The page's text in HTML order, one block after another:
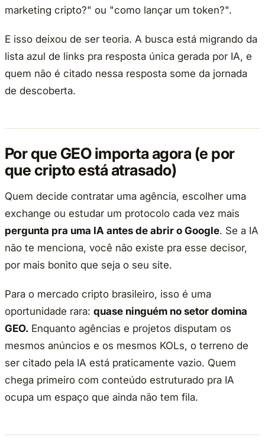
marketing cripto?" ou "como lançar um token?".
E isso deixou de ser teoria. A busca está migrando da
lista azul de links pra resposta única gerada por IA, e
quem não é citado nessa resposta some da jornada
de descoberta.
Por que GEO importa agora (e por
que cripto está atrasado)
Quem decide contratar uma agência, escolher uma
exchange ou estudar um protocolo cada vez mais
pergunta pra uma IA antes de abrir o Google. Se a IA
não te menciona, você não existe pra esse decisor,
por mais bonito que seja o seu site.
Para o mercado cripto brasileiro, isso é uma
oportunidade rara: quase ninguém no setor domina
GEO. Enquanto agências e projetos disputam os
mesmos anúncios e os mesmos KOLs, o terreno de
ser citado pela IA está praticamente vazio. Quem
chega primeiro com conteúdo estruturado pra IA
ocupa um espaço que ainda não tem fila.